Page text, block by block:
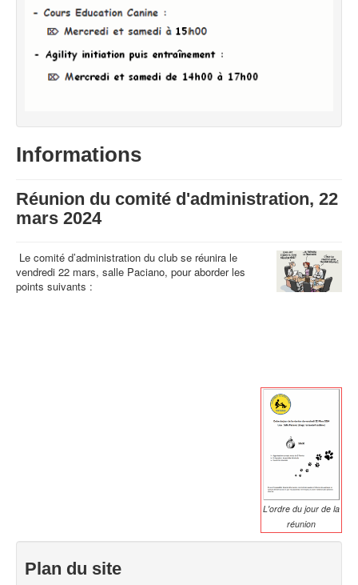
Informations
Réunion du comité d'administration, 22
mars 2024
Le comité d’administration du club se réunira le
vendredi 22 mars, salle Paciano, pour aborder les
points suivants :
L'ordre du jour de la
réunion
Plan du site